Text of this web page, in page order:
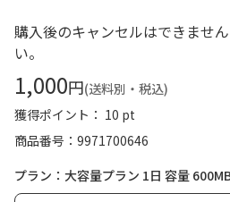
購入後のキャンセルはできませ
い。
1,000円(送料別・税込)
獲得ポイント： 10 pt
商品番号
9971700646
プラン：大容量プラン 1日 容量